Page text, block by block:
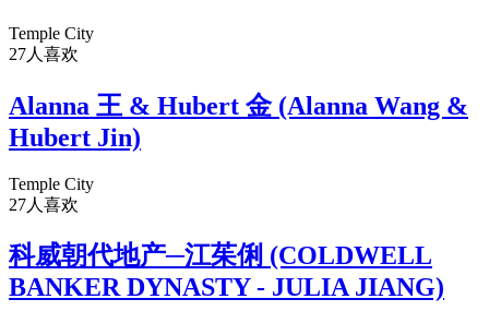
Temple City
27人喜欢
Alanna 王 & Hubert 金 (Alanna Wang &
Hubert Jin)
Temple City
27人喜欢
科威朝代地产─江茱俐 (COLDWELL
BANKER DYNASTY - JULIA JIANG)